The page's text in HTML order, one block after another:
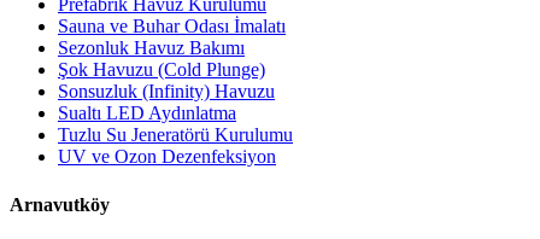
Prefabrik Havuz Kurulumu
Sauna ve Buhar Odası İmalatı
Sezonluk Havuz Bakımı
Şok Havuzu (Cold Plunge)
Sonsuzluk (Infinity) Havuzu
Sualtı LED Aydınlatma
Tuzlu Su Jeneratörü Kurulumu
UV ve Ozon Dezenfeksiyon
Arnavutköy